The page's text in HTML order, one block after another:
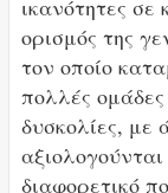
ικανότητες
ορισμός της
τον οποίο
πολλές
δυσκολίες, με
διαφορετικό